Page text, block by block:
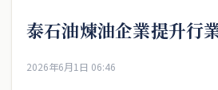
泰石油煉油企業提升行
2026年6月1日 06:46